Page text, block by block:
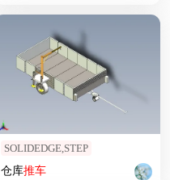
SOLIDEDGE,STEP
仓库推车